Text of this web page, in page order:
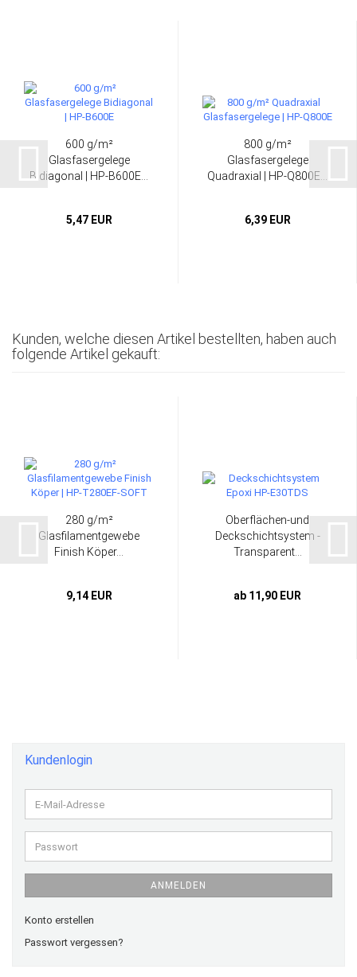
600 g/m²
Glasfasergelege
Bidiagonal | HP-B600E...
5,47 EUR
800 g/m²
Glasfasergelege
Quadraxial | HP-Q800E...
6,39 EUR
Kunden, welche diesen Artikel bestellten, haben auch
folgende Artikel gekauft:
280 g/m²
Glasfilamentgewebe
Finish Köper...
9,14 EUR
Oberflächen-und
Deckschichtsystem -
Transparent...
ab 11,90 EUR
Kundenlogin
E-
Mail-
Adresse
Passwort
ANMELDEN
Konto erstellen
Passwort vergessen?